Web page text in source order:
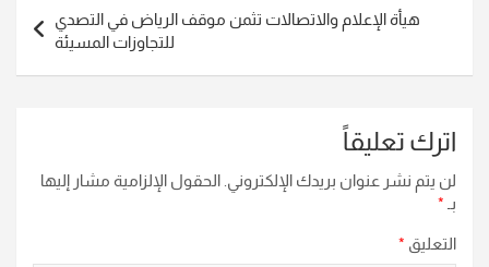
هيأة الإعلام والاتصالات تثمن موقف الرياض في التصدي
للتجاوزات المسيئة
اترك تعليقاً
لن يتم نشر عنوان بريدك الإلكتروني. الحقول الإلزامية مشار إليها
بـ *
التعليق *